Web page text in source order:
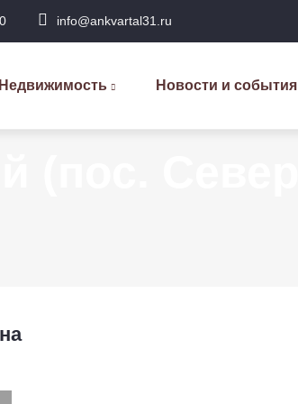
info@ankvartal31.ru
Недвижимость Новости и события